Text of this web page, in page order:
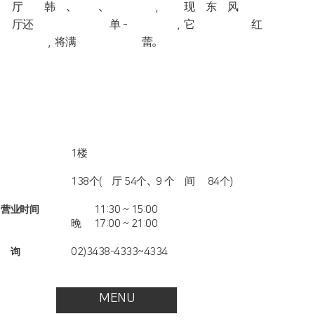
餐厅除了韩式、中式、日式以外，具有现代东方风格 的
餐厅还推出本季特定菜单 - 酒和就餐，它完美融合 了红
酒的味道，将满足美食家的味蕾。
1楼
138个(大厅 54个、9 个包间共 84个)
营业时间
午餐 11:30 ~ 15:00
晚餐 17:00 ~ 21:00
咨询 02)3438-4333~4334
MENU